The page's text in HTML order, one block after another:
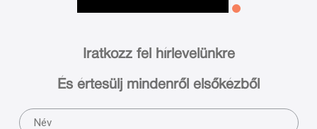
Iratkozz fel hírlevelünkre
És értesülj mindenről elsőkézből